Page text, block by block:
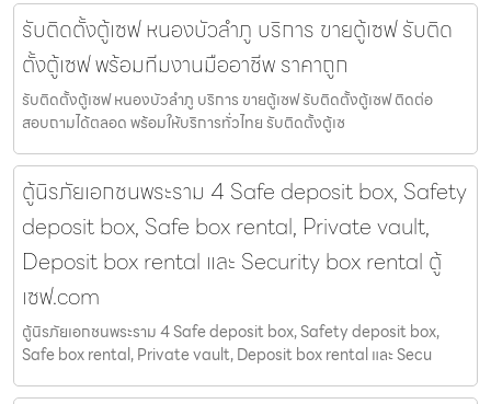
รับติดตั้งตู้เซฟ หนองบัวลำภู บริการ ขายตู้เซฟ รับติด
ตั้งตู้เซฟ พร้อมทีมงานมืออาชีพ ราคาถูก
รับติดตั้งตู้เซฟ หนองบัวลำภู บริการ ขายตู้เซฟ รับติดตั้งตู้เซฟ ติดต่อ
สอบถามได้ตลอด พร้อมให้บริการทั่วไทย รับติดตั้งตู้เซ
ตู้นิรภัยเอกชนพระราม 4 Safe deposit box, Safety
deposit box, Safe box rental, Private vault,
Deposit box rental และ Security box rental ตู้
เซฟ.com
ตู้นิรภัยเอกชนพระราม 4 Safe deposit box, Safety deposit box,
Safe box rental, Private vault, Deposit box rental และ Secu